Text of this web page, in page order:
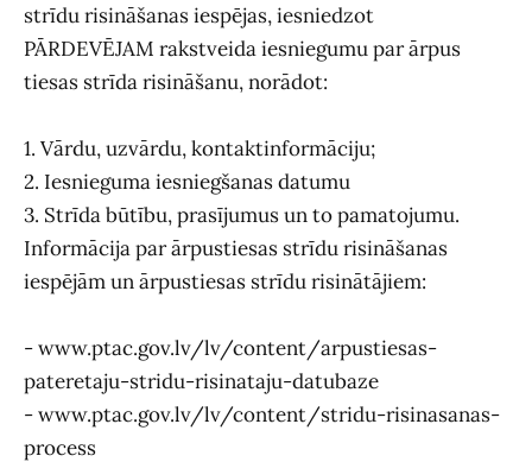
strīdu risināšanas iespējas, iesniedzot
PĀRDEVĒJAM rakstveida iesniegumu par ārpus
tiesas strīda risināšanu, norādot:
1. Vārdu, uzvārdu, kontaktinformāciju;
2. Iesnieguma iesniegšanas datumu
3. Strīda būtību, prasījumus un to pamatojumu.
Informācija par ārpustiesas strīdu risināšanas
iespējām un ārpustiesas strīdu risinātājiem:
- www.ptac.gov.lv/lv/content/arpustiesas-
pateretaju-stridu-risinataju-datubaze
- www.ptac.gov.lv/lv/content/stridu-risinasanas-
process